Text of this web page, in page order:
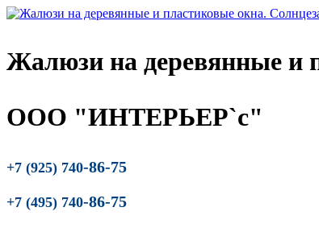
Жалюзи на деревянные и
ООО "ИНТЕРЬЕР`с"
+7 (925) 740-86-75
+7 (495) 740-86-75